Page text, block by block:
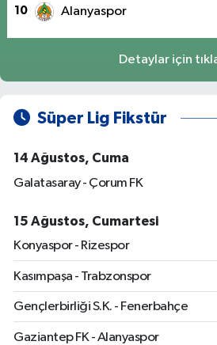
10 Alanyaspor
Detaylar için
Süper Lig Fikstür
14 Ağustos, Cuma
Galatasaray - Çorum FK
15 Ağustos, Cumartesi
Konyaspor - Rizespor
Kasımpaşa - Trabzonspor
Gençlerbirliği S.K. - Fenerbahçe
Gaziantep FK - Alanyaspor